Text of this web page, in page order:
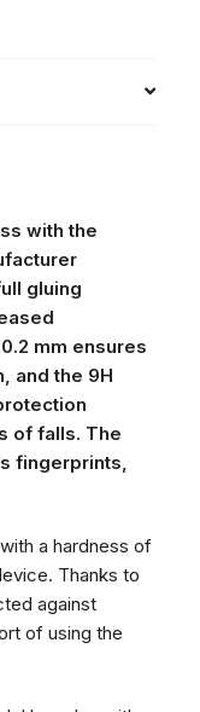
with the
gluing
mm ensures
and the 9H
of falls. The
fingerprints,
a hardness of
Thanks to
against
of using the